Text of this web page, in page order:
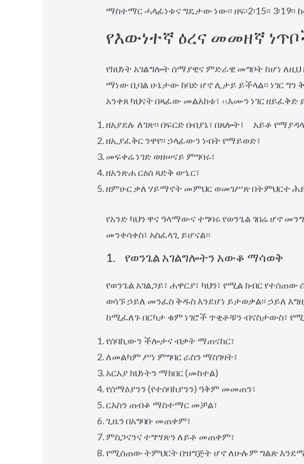
ማስተማር ሓላፊነቱና ግዴታው ነው፡፡ ዘፍ፡2፡15፡፡ 3፡19፡፡
የእውነተኛ ዕረና መመዘኛ
የክህነት አገልግሎት ሰማያዊና ምድራዊ መግቦት ከሆነ
ማነው ቢባል ሁኔታው ከባድ ሆኖ ሊታይ ይችላል፡፡ ነገር
አንቀጸ ካህናት በጻፈው መልእክቱ፣ ‹‹እሙን ነገር ዘይፈቅድ
ዘአያደሉ ለገጽ፡፡ በፍርድ በብያኔ፣ በጸሎት፣ አይቶ
ዘኢያፈቅር ንዋየ፡፡ ኃላፊውን ነብት የማይወድ፣
መፍቀሬ ነገድ ወዘሠናይ ምግባሩ፣
ዘአንጽሐ ርዕሰ ጻድቅ ወኄር፣
ዘምሁር ቃለ ሃይማኖት መምህር ወመገሥጽ በትምህርተ
የአንድ ካህን ዋና ዓላማውና ተግባሩ የወንጌል ገበሬ ሆኖ
መንቀሳቀስ፣ አስፈላጊ ይሆናል፡፡
1. የወንጌል አገልግሎትን አውቆ ማሳወቅ
የወንጌል አገልጋይ፣ ሐዋርያ፣ ካህን፣ የሚል ክብር
ወሳኙ ኃይለ መንፈስ ቅዱስ እንደሆነ ይታወቃል፡፡ ኃይለ
ከሚፈለጉ በርካታ ቁም ነገሮች ጥቂቶቹን ብናስታውስ፣
የሰባኪውን ችሎታና ብቃት ማጠናከር፣
ለመልካም ሥነ ምግባር ራስን ማስገዛት፣
አርአያ ክህነትን ማክበር (መከተል)
የሰማዕያንን (የተሰባክያንን) ዓቅም መመጠን፣
ርእስን ጠብቆ ማስተማር መቻል፣
ጊዜን በአግባቡ መጠቀም፣
ምስጋናንና ተግሣጽን ለይቶ መጠቀም፣
የሚሰጠው ትምህርት በዝግጅት ሆኖ ለሁሉም ግልጽ